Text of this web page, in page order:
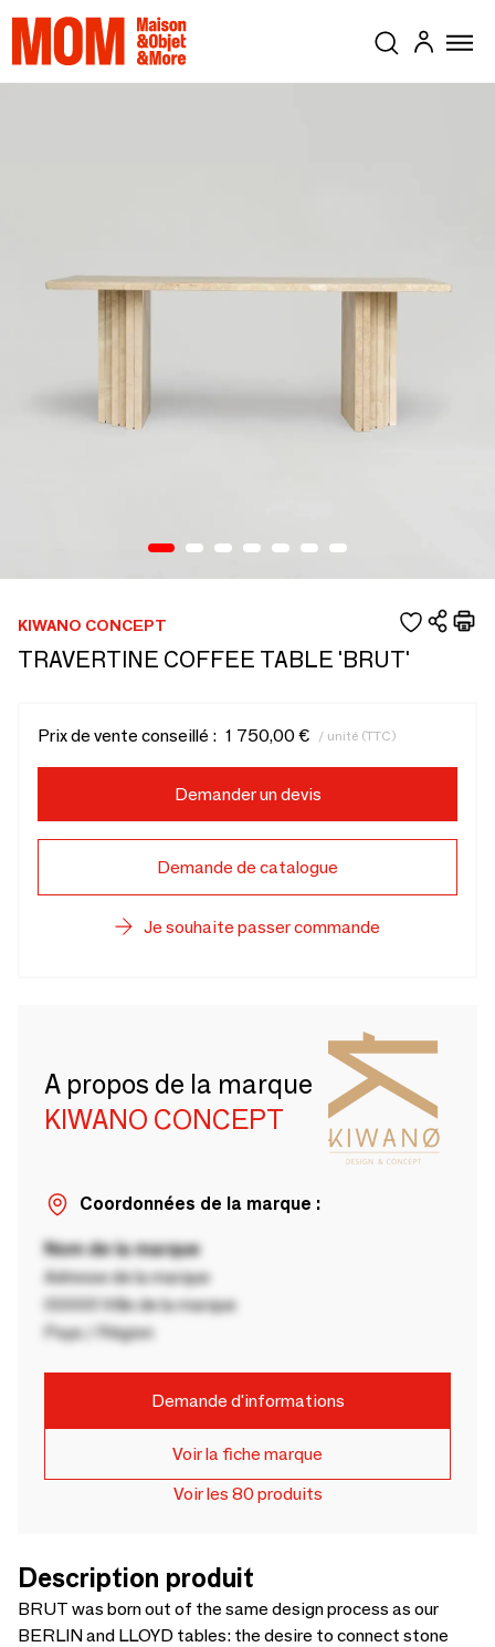
KIWANO CONCEPT
TRAVERTINE COFFEE TABLE 'BRUT'
Prix de vente conseillé : 1 750,00 € / unité (TTC)
Demander un devis
Demande de catalogue
Je souhaite passer commande
A propos de la marque
KIWANO CONCEPT
Coordonnées de la marque :
Nom de la marque
Adresse de la marque
00000 Ville de la marque
Pays / Région
Demande d'informations
Voir la fiche marque
Voir les 80 produits
Description produit
BRUT was born out of the same design process as our
BERLIN and LLOYD tables: the desire to connect stone